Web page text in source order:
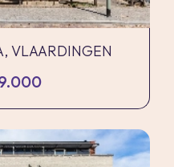
VLAARDINGEN